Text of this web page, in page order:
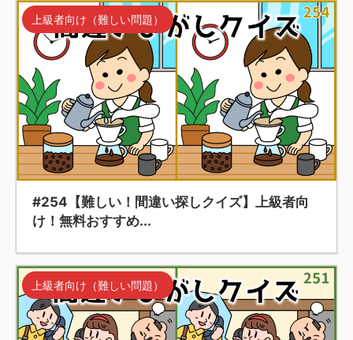
上級者向け（難しい問題）
#254【難しい！間違い探しクイズ】上級者向
け！無料おすすめ...
上級者向け（難しい問題）